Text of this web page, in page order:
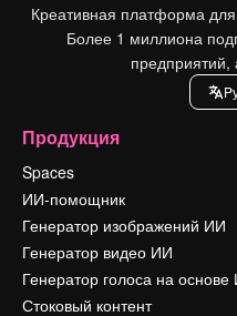
Креативная платформа
Более 1 миллиона
предприятий,
Продукция
Spaces
ИИ-помощник
Генератор изображений ИИ
Генератор видео ИИ
Генератор голоса на
Стоковый контент